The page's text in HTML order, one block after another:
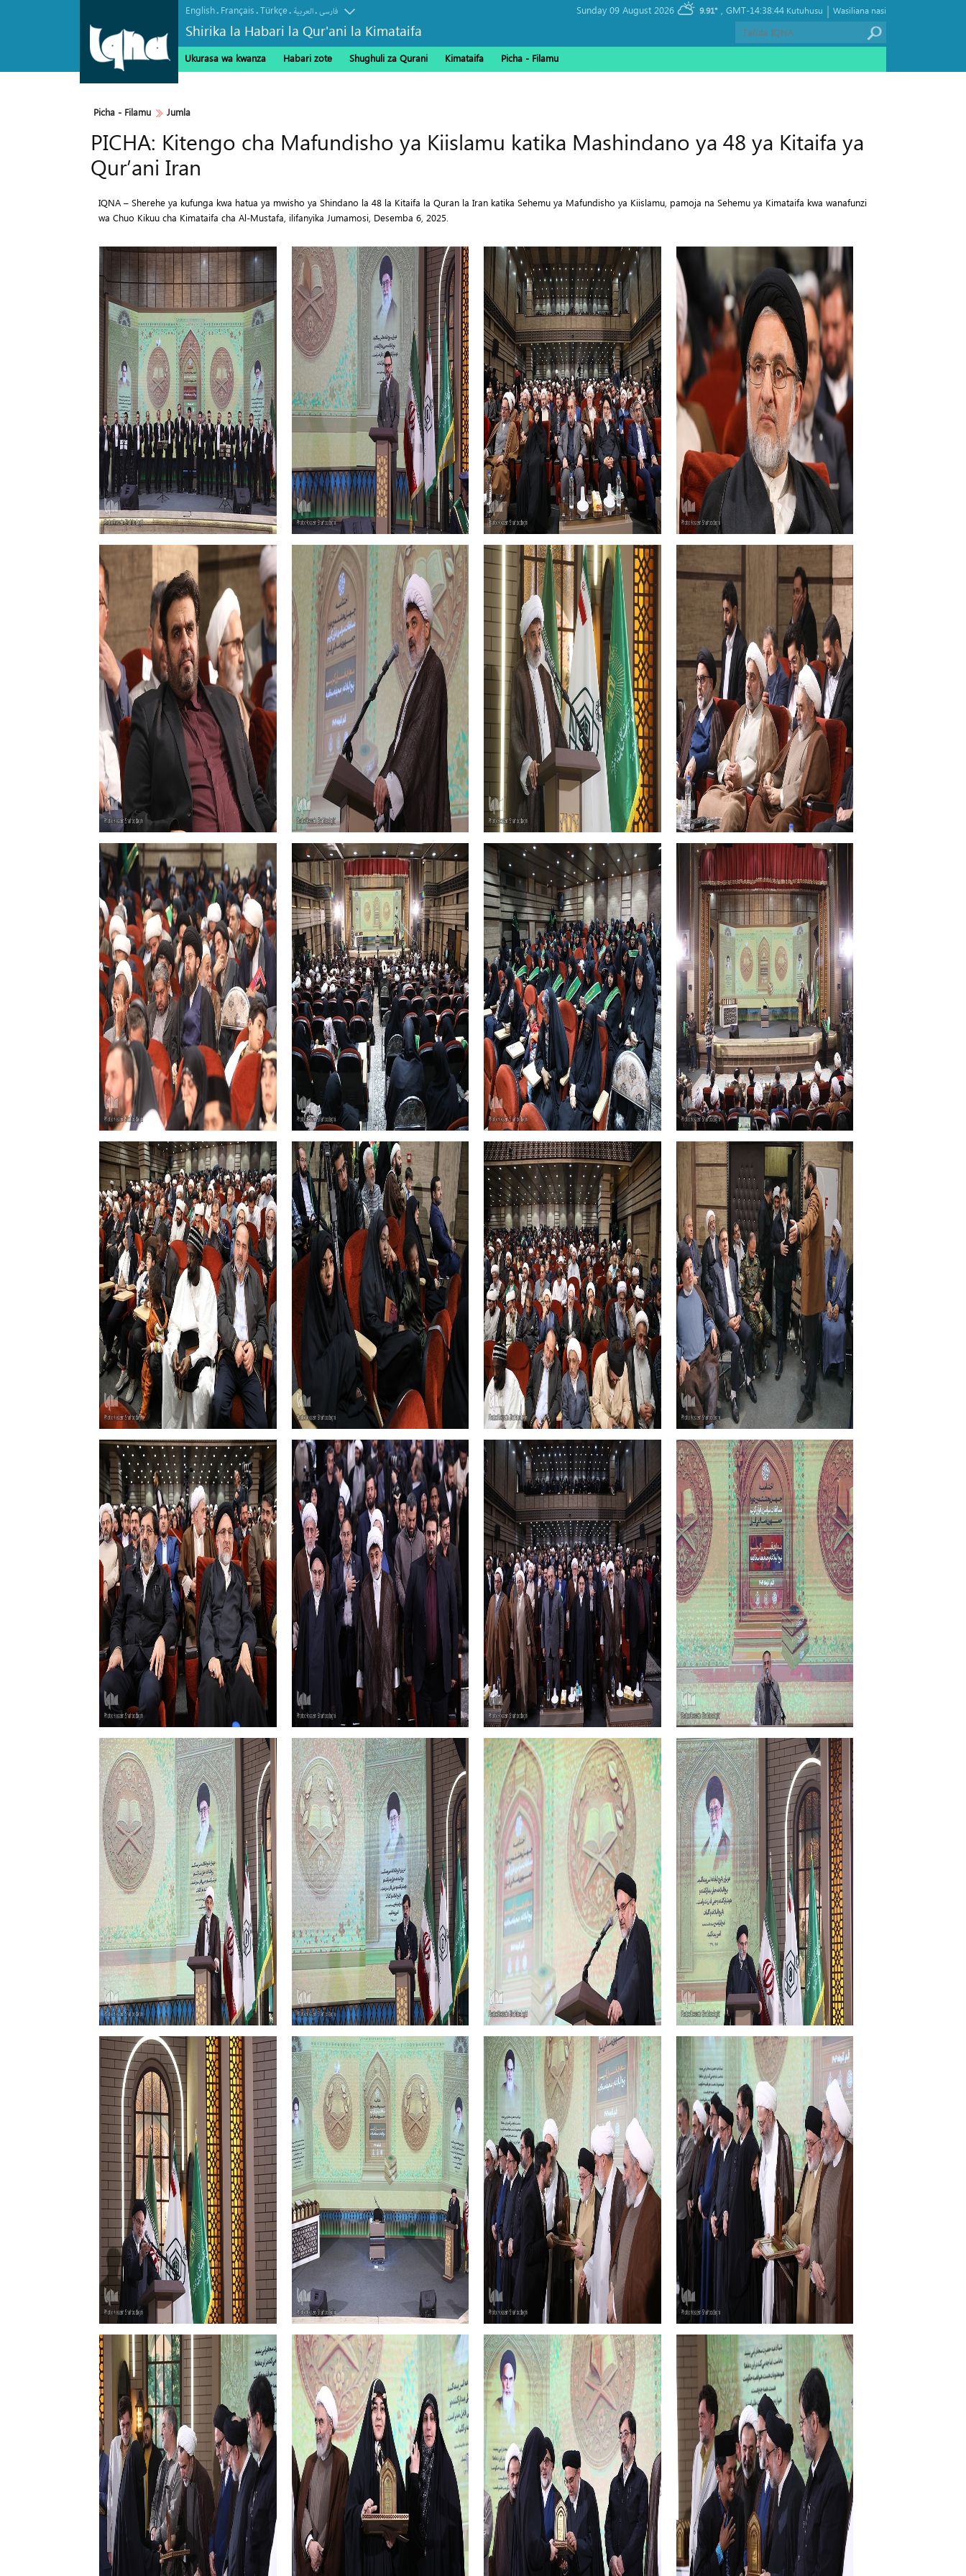
English. Français.Türkçe. العربیة.فارسی
Shirika la Habari la Qur'ani la Kimataifa
GMT-14:38:44
9.91° Wasiliana nasi
|
Kutuhusu
Ukurasa wa kwanza Habari zote Shughuli za Qurani Kimataifa
Picha‎ - Filamu‎
Picha‎ - Filamu‎ Jumla
PICHA: Kitengo cha Mafundisho ya Kiislamu katika Mashindano ya 48 ya Kitaifa ya
Qur’ani Iran
IQNA – Sherehe ya kufunga kwa hatua ya mwisho ya Shindano la 48 la Kitaifa la Quran la Iran katika Sehemu ya Mafundisho ya Kiislamu, pamoja na Sehemu ya Kimataifa kwa wanafunzi
wa Chuo Kikuu cha Kimataifa cha Al-Mustafa, ilifanyika Jumamosi, Desemba 6, 2025.